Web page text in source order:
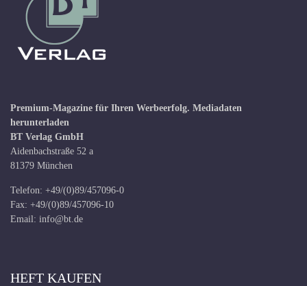
Premium-Magazine für Ihren Werbeerfolg. Mediadaten
herunterladen
BT Verlag GmbH
Aidenbachstraße 52 a
81379 München
Telefon: +49/(0)89/457096-0
Fax: +49/(0)89/457096-10
Email: info@bt.de
HEFT KAUFEN